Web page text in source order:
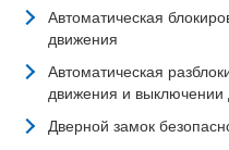
Автоматическая
движения
Автоматическая
движения и выключении
Дверной замок